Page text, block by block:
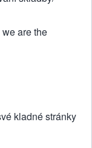
are the
kladné stránky